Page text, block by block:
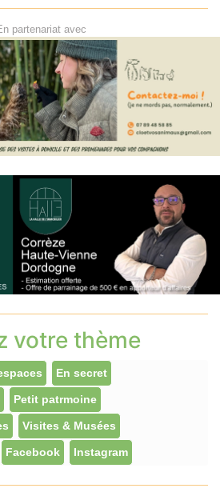
partenariat avec
votre thème
En secret
Petit patrmoine
Visites & Musées
Facebook Instagram